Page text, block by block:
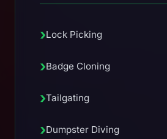
›Lock Picking
›Badge Cloning
›Tailgating
›Dumpster Diving